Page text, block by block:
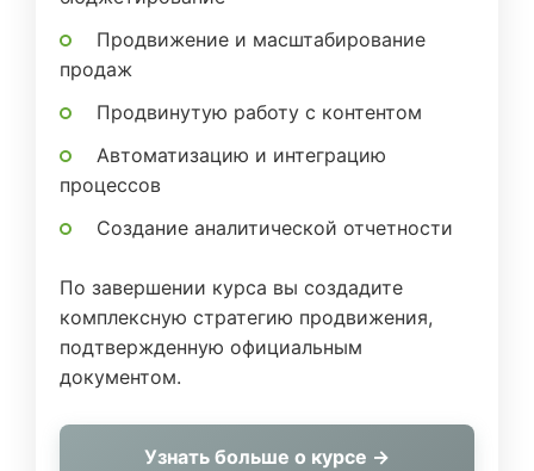
Продвижение и масштабирование
продаж
Продвинутую работу с контентом
Автоматизацию и интеграцию
процессов
Создание аналитической отчетности
По завершении курса вы создадите
комплексную стратегию продвижения,
подтвержденную официальным
документом.
Узнать больше о курсе →